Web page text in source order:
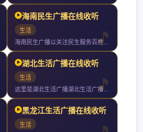
海南民生广播在线收听
生活
海南民生广播以关注民生服务百姓为宗旨是海南广播电视总台旗下最
湖北生活广播在线收听
生活
这里是湖北生活广播湖北生活广播你值得收听的电台
黑龙江生活广播在线收听
生活